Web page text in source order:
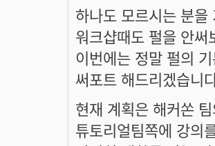
하나도 모르시는 분
워크샵때도 펄을 안
이번에는 정말 펄의
써포트 해드리겠습니
현재 계획은 해커쏜
튜토리얼팀쪽에 강의